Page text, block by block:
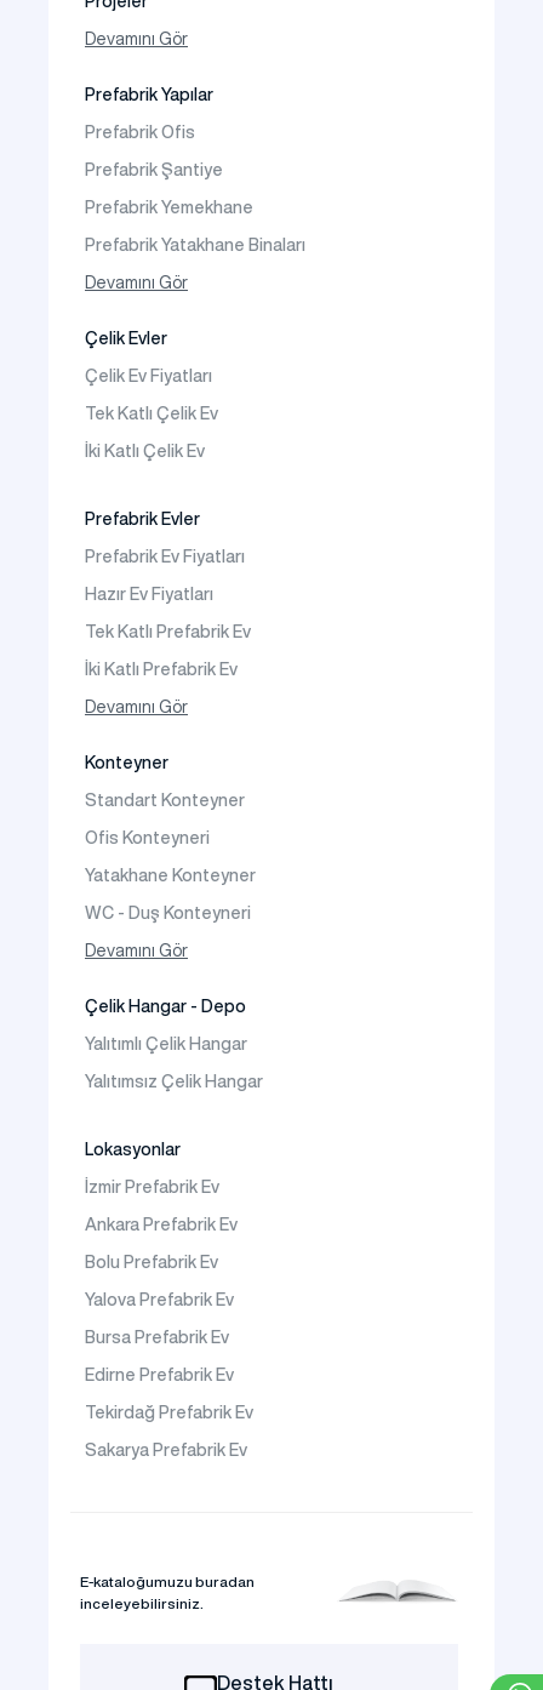
Fotoğraf Galeri
Devamını Gör
Prefabrik Yapılar
Prefabrik Ofis
Prefabrik Şantiye
Prefabrik Yemekhane
Prefabrik Yatakhane Binaları
Prefabrik Dükkan
Prefabrik Acil Afet Binaları
Prefabrik WC Duş Binaları
Şantiye Mobilizasyon
Şantiye Kamp Binaları
Devamını Gör
Çelik Evler
Çelik Ev Fiyatları
Tek Katlı Çelik Ev
İki Katlı Çelik Ev
Prefabrik Evler
Prefabrik Ev Fiyatları
Hazır Ev Fiyatları
Tek Katlı Prefabrik Ev
İki Katlı Prefabrik Ev
Tek Katlı Prefabrik Villa
Devamını Gör
Konteyner
Standart Konteyner
Ofis Konteyneri
Yatakhane Konteyner
WC - Duş Konteyneri
Konteyner Ev
Devamını Gör
Çelik Hangar - Depo
Yalıtımlı Çelik Hangar
Yalıtımsız Çelik Hangar
Lokasyonlar
İzmir Prefabrik Ev
Ankara Prefabrik Ev
Bolu Prefabrik Ev
Yalova Prefabrik Ev
Bursa Prefabrik Ev
Edirne Prefabrik Ev
Tekirdağ Prefabrik Ev
Sakarya Prefabrik Ev
E-kataloğumuzu buradan
inceleyebilirsiniz.
Destek Hattı